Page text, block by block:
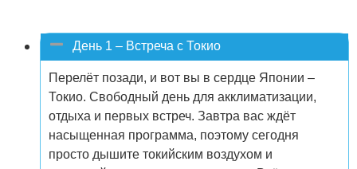
День 1 – Встреча с Токио
Перелёт позади, и вот вы в сердце Японии –
Токио. Свободный день для акклиматизации,
отдыха и первых встреч. Завтра вас ждёт
насыщенная программа, поэтому сегодня
просто дышите токийским воздухом и